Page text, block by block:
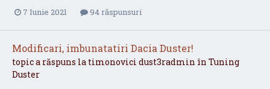
7 Iunie 2021
94 răspunsuri
Modificari, imbunatatiri Dacia Duster!
topic a răspuns la timonovici dust3radmin în Tuning
Duster